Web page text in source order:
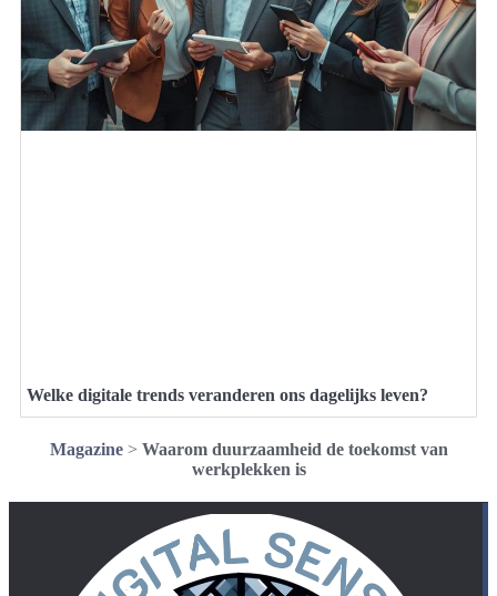
Welke digitale trends veranderen ons dagelijks leven?
Magazine> Waarom duurzaamheid de toekomst van
werkplekken is